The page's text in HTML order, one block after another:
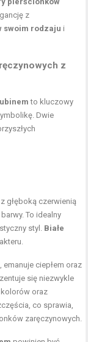
z
swoim rodzaju i
z
to kluczowy
Dwie
głęboką czerwienią
To idealny
styl. Białe
, emanuje ciepłem oraz
się niezwykle
oraz
co sprawia,
zaręczynowych.